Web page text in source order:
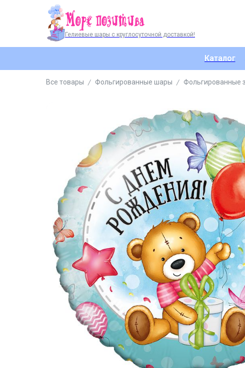
Гелиевые шары с круглосуточной доставкой!
Каталог
Все товары Фольгированные шары